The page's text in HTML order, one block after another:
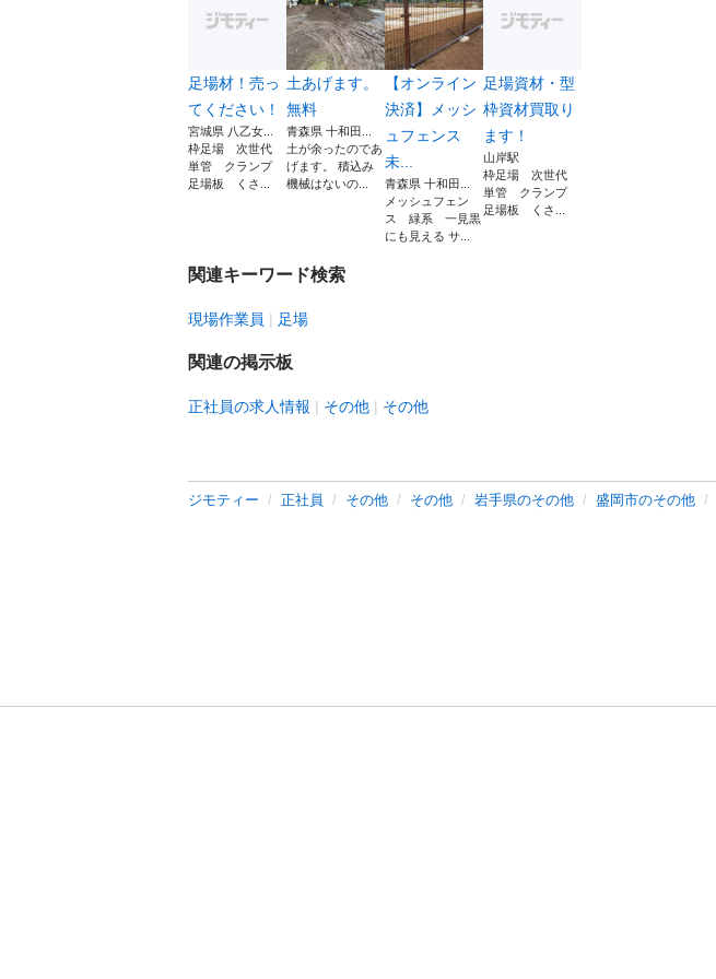
足場材！売っ
てください！
宮城県 八乙女...
枠足場 次世代
単管 クランプ
足場板 くさ...
土あげます。
無料
青森県 十和田...
土が余ったのであ
げます。 積込み
機械はないの...
【オンライン
決済】メッシ
ュフェンス
未...
青森県 十和田...
メッシュフェン
ス 緑系 一見黒
にも見える サ...
足場資材・型
枠資材買取り
ます！
山岸駅
枠足場 次世代
単管 クランプ
足場板 くさ...
関連キーワード検索
現場作業員 足場
関連の掲示板
正社員の求人情報 その他 その他
ジモティー 正社員 その他 その他 岩手県のその他 盛岡市のその他